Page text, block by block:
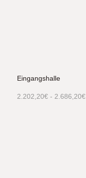
Eingangshalle
2.202,20€ - 2.686,20€